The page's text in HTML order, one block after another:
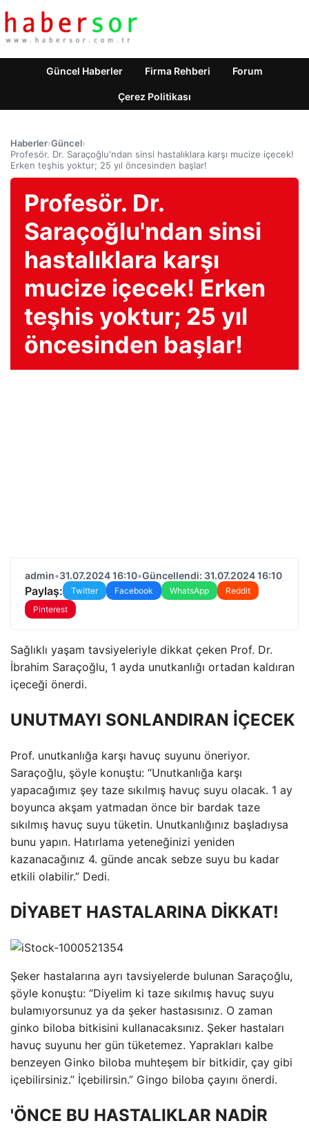
Güncel Haberler Firma Rehberi Forum
Çerez Politikası
Haberler›Güncel›
Profesör. Dr. Saraçoğlu'ndan sinsi hastalıklara karşı mucize içecek!
Erken teşhis yoktur; 25 yıl öncesinden başlar!
Profesör. Dr.
Saraçoğlu'ndan sinsi
hastalıklara karşı
mucize içecek! Erken
teşhis yoktur; 25 yıl
öncesinden başlar!
admin•31.07.2024 16:10•Güncellendi: 31.07.2024 16:10
Paylaş: Twitter Facebook WhatsApp
Reddit
Pinterest
Sağlıklı yaşam tavsiyeleriyle dikkat çeken Prof. Dr.
İbrahim Saraçoğlu, 1 ayda unutkanlığı ortadan kaldıran
içeceği önerdi.
UNUTMAYI SONLANDIRAN İÇECEK
Prof. unutkanlığa karşı havuç suyunu öneriyor.
Saraçoğlu, şöyle konuştu: “Unutkanlığa karşı
yapacağımız şey taze sıkılmış havuç suyu olacak. 1 ay
boyunca akşam yatmadan önce bir bardak taze
sıkılmış havuç suyu tüketin. Unutkanlığınız başladıysa
bunu yapın. Hatırlama yeteneğinizi yeniden
kazanacağınız 4. günde ancak sebze suyu bu kadar
etkili olabilir.” Dedi.
DİYABET HASTALARINA DİKKAT!
Şeker hastalarına ayrı tavsiyelerde bulunan Saraçoğlu,
şöyle konuştu: “Diyelim ki taze sıkılmış havuç suyu
bulamıyorsunuz ya da şeker hastasısınız. O zaman
ginko biloba bitkisini kullanacaksınız. Şeker hastaları
havuç suyunu her gün tüketemez. Yaprakları kalbe
benzeyen Ginko biloba muhteşem bir bitkidir, çay gibi
içebilirsiniz.” İçebilirsin.” Gingo biloba çayını önerdi.
'ÖNCE BU HASTALIKLAR NADİR